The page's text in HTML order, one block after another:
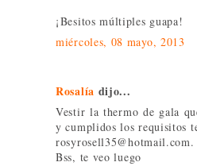
¡Besitos múltiples guapa!
miércoles, 08 mayo, 2013
Rosalía dijo...
Vestir la thermo de gala
y cumplidos los requisitos
rosyrosell35@hotmail.com.
Bss, te veo luego